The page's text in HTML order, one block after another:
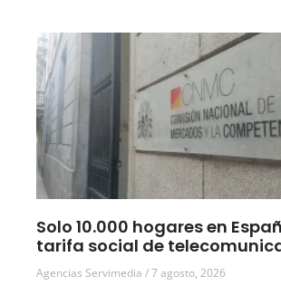
Solo 10.000 hogares en
tarifa social de
Agencias Servimedia 7 agosto, 2026